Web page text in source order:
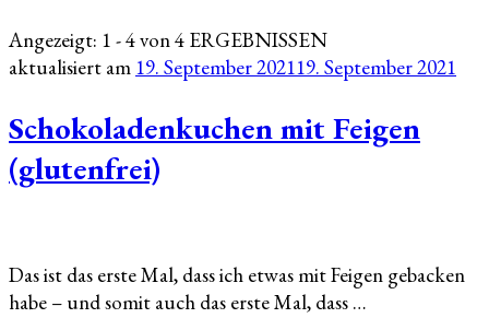
Angezeigt: 1 - 4 von 4 ERGEBNISSEN
aktualisiert am 19. September 202119. September 2021
Schokoladenkuchen mit Feigen
(glutenfrei)
Das ist das erste Mal, dass ich etwas mit Feigen gebacken
habe – und somit auch das erste Mal, dass …